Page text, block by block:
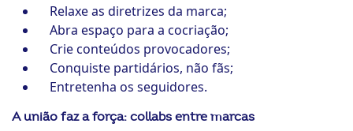
Relaxe as diretrizes da marca;
Abra espaço para a cocriação;
Crie conteúdos provocadores;
Conquiste partidários, não fãs;
Entretenha os seguidores.
A união faz a força: collabs entre marcas